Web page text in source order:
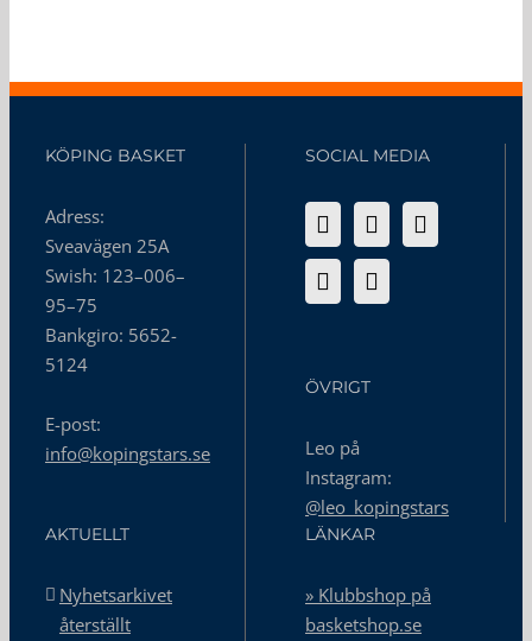
KÖPING BASKET
Adress:
Sveavägen 25A
Swish: 123–006–
95–75
Bankgiro: 5652-
5124
E-post:
info@kopingstars.se
SOCIAL MEDIA
ÖVRIGT
Leo på
Instagram:
@leo_kopingstars
AKTUELLT
Nyhetsarkivet
återställt
LÄNKAR
» Klubbshop på
basketshop.se